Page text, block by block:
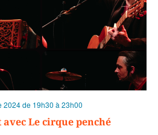
Le cirque penché
2024 de 19h30 à 23h00